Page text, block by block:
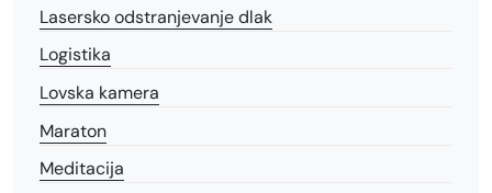
Lasersko odstranjevanje dlak
Logistika
Lovska kamera
Maraton
Meditacija